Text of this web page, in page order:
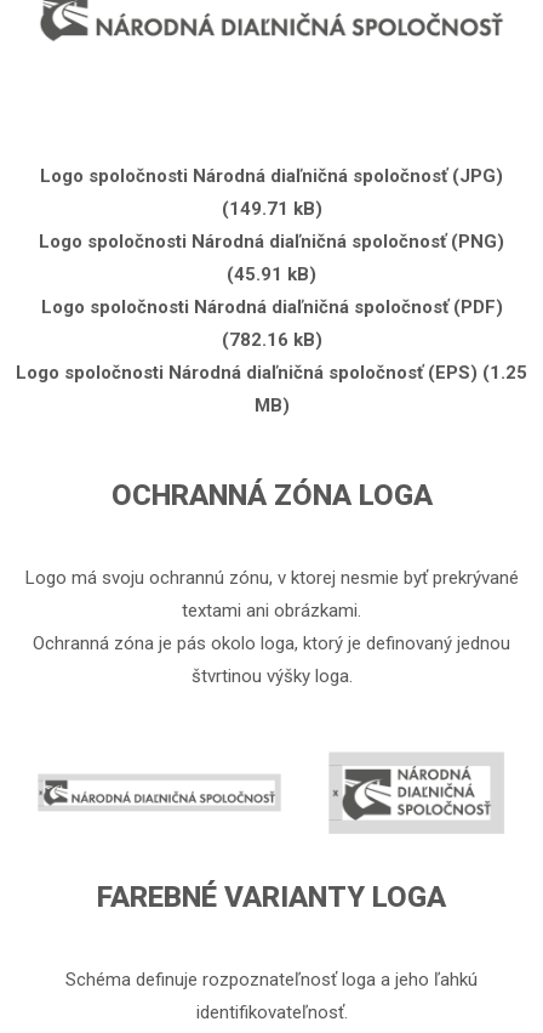
Logo spoločnosti Národná diaľničná spoločnosť (JPG)
(149.71 kB)
Logo spoločnosti Národná diaľničná spoločnosť (PNG)
(45.91 kB)
Logo spoločnosti Národná diaľničná spoločnosť (PDF)
(782.16 kB)
Logo spoločnosti Národná diaľničná spoločnosť (EPS) (1.25
MB)
OCHRANNÁ ZÓNA LOGA
Logo má svoju ochrannú zónu, v ktorej nesmie byť prekrývané
textami ani obrázkami.
Ochranná zóna je pás okolo loga, ktorý je definovaný jednou
štvrtinou výšky loga.
FAREBNÉ VARIANTY LOGA
Schéma definuje rozpoznateľnosť loga a jeho ľahkú
identifikovateľnosť.